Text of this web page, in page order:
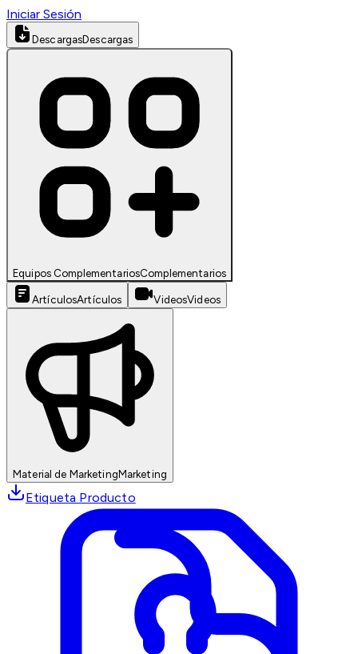
Iniciar Sesión
DescargasDescargas
Equipos ComplementariosComplementarios
ArtículosArtículos VideosVideos
Material de MarketingMarketing
Etiqueta Producto